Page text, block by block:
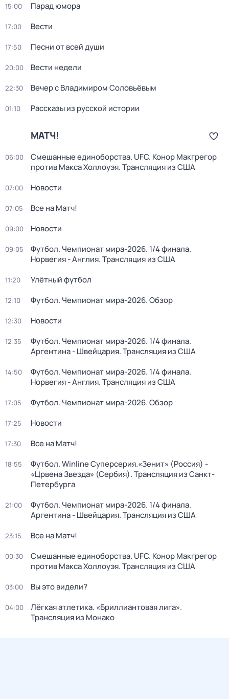
15:00 Парад юмора
17:00 Вести
17:50 Песни от всей души
20:00 Вести недели
22:30 Вечер с Владимиром Соловьёвым
01:10 Рассказы из русской истории
МАТЧ!
06:00
Смешанные единоборства. UFC. Конор Макгрегор
против Макса Холлоуэя. Трансляция из США
07:00 Новости
07:05 Все на Матч!
09:00 Новости
09:05
Футбол. Чемпионат мира-2026. 1/4 финала.
Норвегия - Англия. Трансляция из США
11:20 Улётный футбол
12:10 Футбол. Чемпионат мира-2026. Обзор
12:30 Новости
12:35
Футбол. Чемпионат мира-2026. 1/4 финала.
Аргентина - Швейцария. Трансляция из США
14:50
Футбол. Чемпионат мира-2026. 1/4 финала.
Норвегия - Англия. Трансляция из США
17:05 Футбол. Чемпионат мира-2026. Обзор
17:25 Новости
17:30 Все на Матч!
18:55
Футбол. Winline Суперсерия.«Зенит» (Россия) -
«Црвена Звезда» (Сербия). Трансляция из Санкт-
Петербурга
21:00
Футбол. Чемпионат мира-2026. 1/4 финала.
Аргентина - Швейцария. Трансляция из США
23:15 Все на Матч!
00:30
Смешанные единоборства. UFC. Конор Макгрегор
против Макса Холлоуэя. Трансляция из США
03:00 Вы это видели?
04:00
Лёгкая атлетика. «Бриллиантовая лига».
Трансляция из Монако